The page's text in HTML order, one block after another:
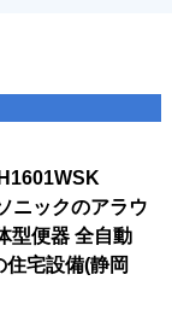
ニックのアラウ
型便器 全自動
住宅設備(静岡